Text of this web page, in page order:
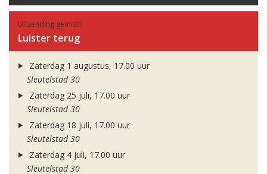
Uitzending gemist?
Luister terug
Zaterdag 1 augustus, 17.00 uur
Sleutelstad 30
Zaterdag 25 juli, 17.00 uur
Sleutelstad 30
Zaterdag 18 juli, 17.00 uur
Sleutelstad 30
Zaterdag 4 juli, 17.00 uur
Sleutelstad 30